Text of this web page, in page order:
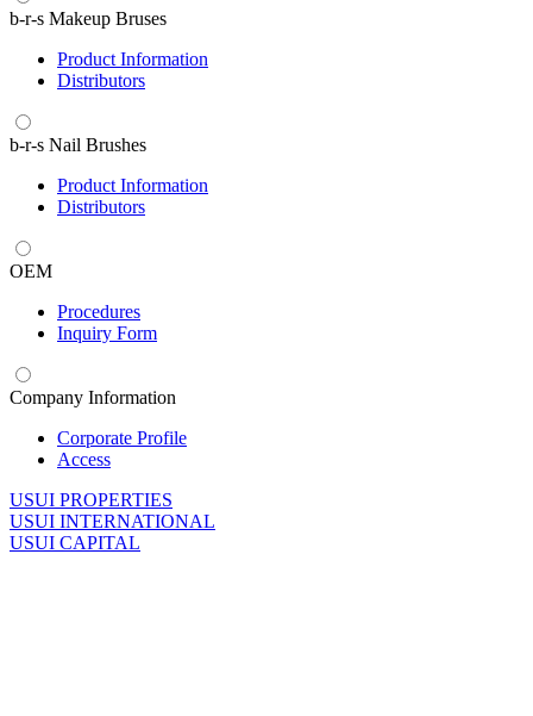
b-r-s Makeup Bruses
Product Information
Distributors
b-r-s Nail Brushes
Product Information
Distributors
OEM
Procedures
Inquiry Form
Company Information
Corporate Profile
Access
USUI PROPERTIES
USUI INTERNATIONAL
USUI CAPITAL